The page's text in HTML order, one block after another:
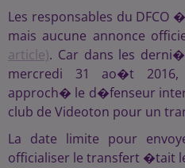
Les responsables du DFCO
mais aucune annonce
article). Car dans les
mercredi 31 ao�t
approch� le d�fenseur
club de Videoton pour un
La date limite pour
officialiser le transfert �tait